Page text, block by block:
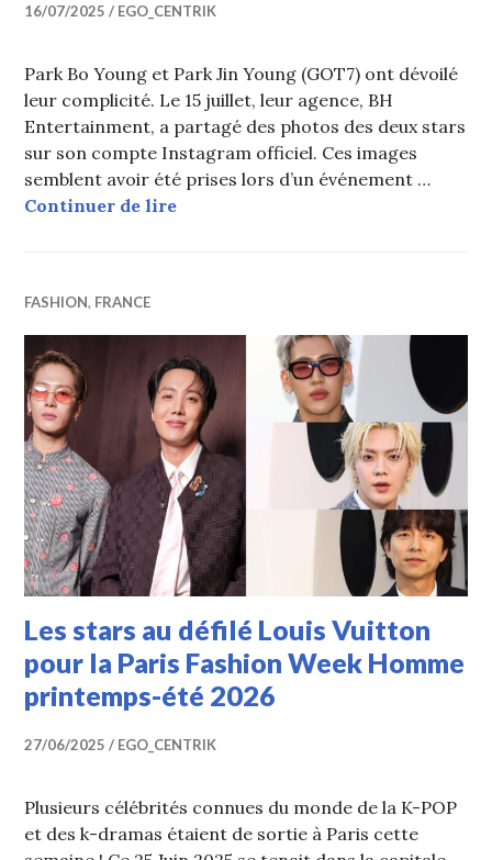
16/07/2025 EGO_CENTRIK
Park Bo Young et Park Jin Young (GOT7) ont dévoilé
leur complicité. Le 15 juillet, leur agence, BH
Entertainment, a partagé des photos des deux stars
sur son compte Instagram officiel. Ces images
semblent avoir été prises lors d’un événement …
Continuer de lirePark Bo Young et Park Jin Young
FASHION, FRANCE
Les stars au défilé Louis Vuitton
pour la Paris Fashion Week Homme
printemps-été 2026
27/06/2025 EGO_CENTRIK
Plusieurs célébrités connues du monde de la K-POP
et des k-dramas étaient de sortie à Paris cette